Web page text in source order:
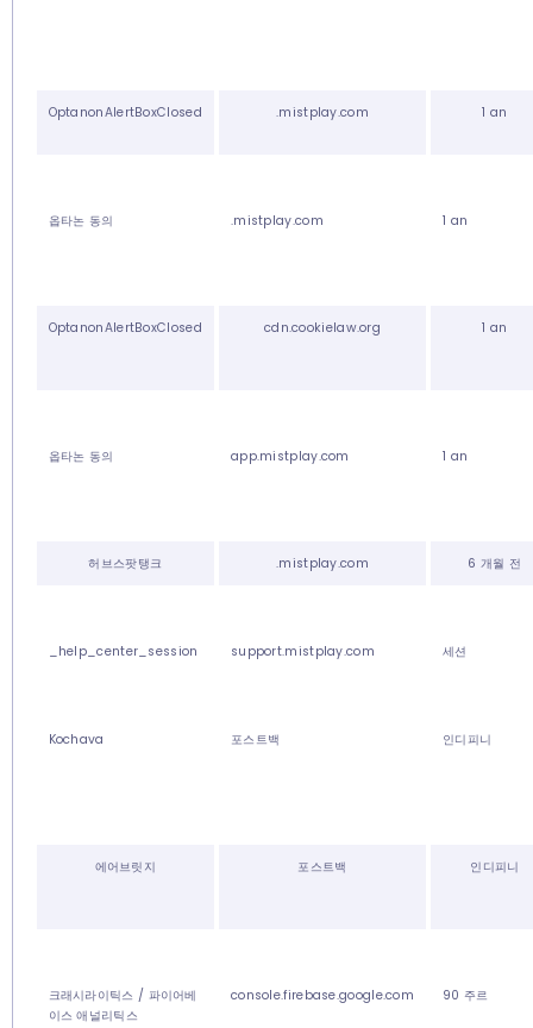
OptanonAlertBoxClosed .mistplay.com 1 an
옵타논 동의 .mistplay.com 1 an
OptanonAlertBoxClosed cdn.cookielaw.org 1 an
옵타논 동의 app.mistplay.com 1 an
허브스팟탱크 .mistplay.com 6 개월 전
_help_center_session support.mistplay.com 세션
Kochava 포스트백 인디피니
에어브릿지 포스트백 인디피니
크래시라이틱스 / 파이어베
이스 애널리틱스
console.firebase.google.com 90 주르